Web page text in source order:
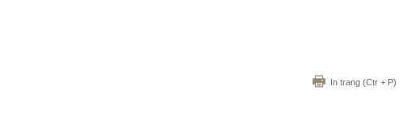
In trang (Ctr + P)